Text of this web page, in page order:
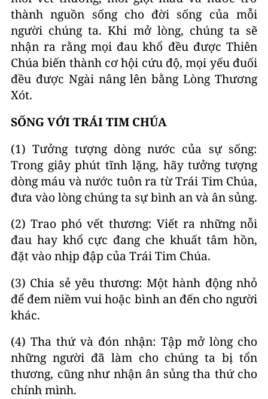
thành nguồn sống cho đời sống của mỗi
người chúng ta. Khi mở lòng, chúng ta sẽ
nhận ra rằng mọi đau khổ đều được Thiên
Chúa biến thành cơ hội cứu độ, mọi yếu đuối
đều được Ngài nâng lên bằng Lòng Thương
Xót.
SỐNG VỚI TRÁI TIM CHÚA
(1) Tưởng tượng dòng nước của sự sống:
Trong giây phút tĩnh lặng, hãy tưởng tượng
dòng máu và nước tuôn ra từ Trái Tim Chúa,
đưa vào lòng chúng ta sự bình an và ân sủng.
(2) Trao phó vết thương: Viết ra những nỗi
đau hay khổ cực đang che khuất tâm hồn,
đặt vào nhịp đập của Trái Tim Chúa.
(3) Chia sẻ yêu thương: Một hành động nhỏ
để đem niềm vui hoặc bình an đến cho người
khác.
(4) Tha thứ và đón nhận: Tập mở lòng cho
những người đã làm cho chúng ta bị tổn
thương, cũng như nhận ân sủng tha thứ cho
chính mình.